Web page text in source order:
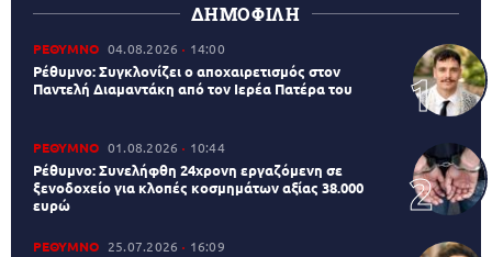
ΔΗΜΟΦΙΛΗ
ΡΕΘΥΜΝΟ 04.08.2026 14:00
Ρέθυμνο: Συγκλονίζει ο αποχαιρετισμός στον
Παντελή Διαμαντάκη από τον Ιερέα Πατέρα του
ΡΕΘΥΜΝΟ 01.08.2026 10:44
Ρέθυμνο: Συνελήφθη 24χρονη εργαζόμενη σε
ξενοδοχείο για κλοπές κοσμημάτων αξίας 38.000
ευρώ
ΡΕΘΥΜΝΟ 25.07.2026 16:09